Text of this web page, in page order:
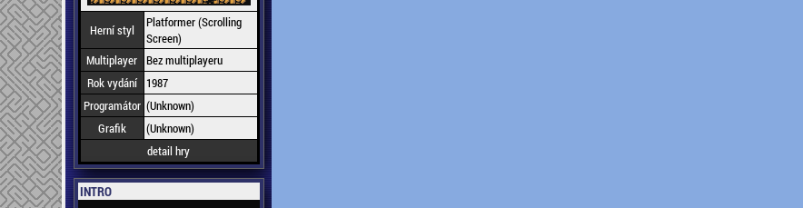
Herní styl
Platformer (Scrolling
Screen)
Multiplayer Bez multiplayeru
Rok vydání
1987
Programátor (Unknown)
Grafik
(Unknown)
detail hry
INTRO